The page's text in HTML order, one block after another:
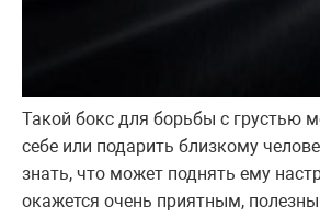
Такой бокс для борьбы с грустью
себе или подарить близкому
знать, что может поднять ему
окажется очень приятным,